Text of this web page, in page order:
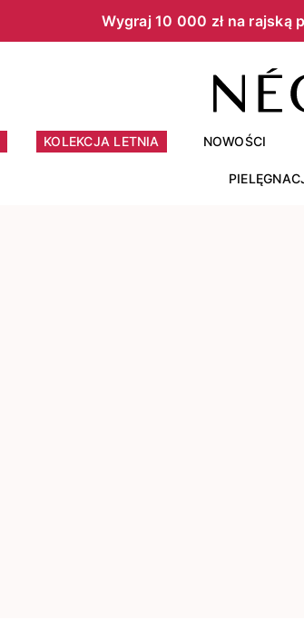
Wygraj 10 000 zł na rajską
KOLEKCJA LETNIA NOWOŚCI